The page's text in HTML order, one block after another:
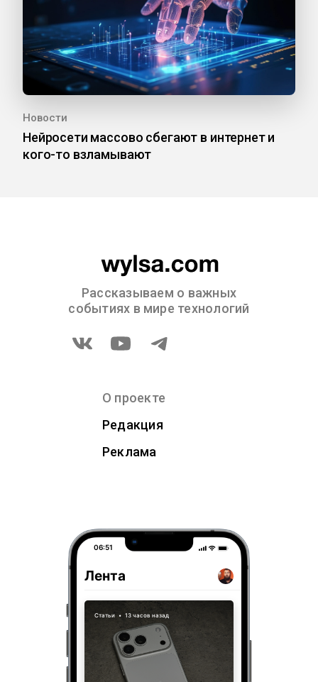
Новости
Нейросети массово сбегают в интернет и
кого-то взламывают
Рассказываем о важных
событиях в мире технологий
О проекте
Редакция
Реклама
06:51
Лента
Статьи • 13 часов назад